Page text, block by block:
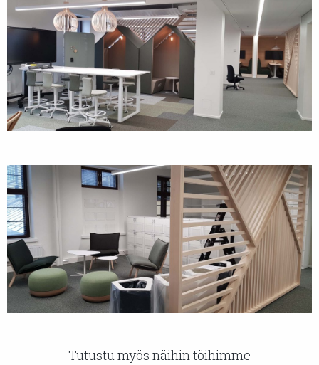
Tutustu myös näihin töihimme